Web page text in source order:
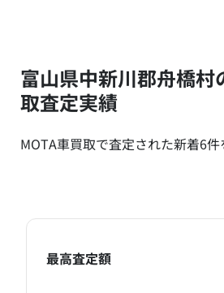
富山県中新川郡舟橋村
取査定実績
MOTA車買取で査定された新着6件
最高査定額